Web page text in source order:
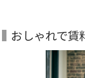
おしゃれで賃